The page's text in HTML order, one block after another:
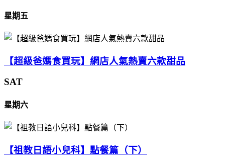
星期五
【超級爸媽食買玩】網店人氣熱賣六款甜品
SAT
星期六
【祖教日語小兒科】點餐篇（下）